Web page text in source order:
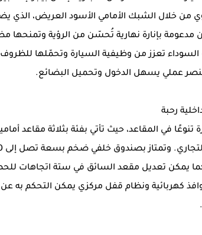
من خلال الشبك الأمامي الأسود العريض، الذي
السوداء تعزز من وظيفية السيارة وتحمّلها
عملي يسهل الدخول وتحميل البضائع.
تنوعًا في المقاعد، حيث تأتي بفئة بثلاثة مقاعد
يمكن تعديل مقعد السائق في ستة اتجاهات
كهربائية ونظام قفل مركزي يمكن التحكم به